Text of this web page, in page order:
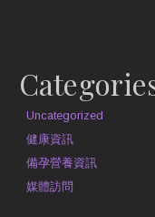
Uncategorized
健康資訊
備孕營養資訊
媒體訪問